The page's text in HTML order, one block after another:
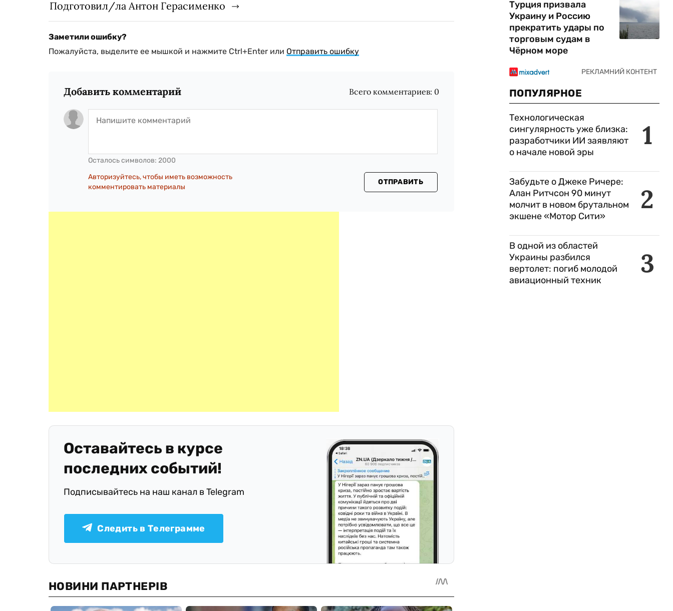
Подготовил/ла Антон Герасименко
Заметили ошибку?
Пожалуйста, выделите ее мышкой и нажмите Ctrl+Enter или Отправить ошибку
Добавить комментарий Всего комментариев: 0
Осталось символов: 2000
Авторизуйтесь, чтобы иметь возможность
комментировать материалы
ОТПРАВИТЬ
Оставайтесь в курсе
последних событий!
Подписывайтесь на наш канал в Telegram
Следить в Телеграмме
Турция призвала
Украину и Россию
прекратить удары по
торговым судам в
Чёрном море
ПОПУЛЯРНОЕ
1
Технологическая
сингулярность уже близка:
разработчики ИИ заявляют
о начале новой эры
2
Забудьте о Джеке Ричере:
Алан Ритчсон 90 минут
молчит в новом брутальном
экшене «Мотор Сити»
3
В одной из областей
Украины разбился
вертолет: погиб молодой
авиационный техник